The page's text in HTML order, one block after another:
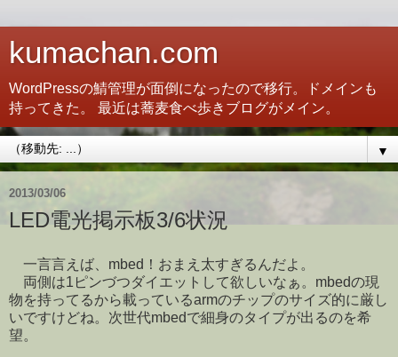
kumachan.com
WordPressの鯖管理が面倒になったので移行。ドメインも
持ってきた。 最近は蕎麦食べ歩きブログがメイン。
▼
2013/03/06
LED電光掲示板3/6状況
一言言えば、mbed！おまえ太すぎるんだよ。
両側は1ピンづつダイエットして欲しいなぁ。mbedの現
物を持ってるから載っているarmのチップのサイズ的に厳し
いですけどね。次世代mbedで細身のタイプが出るのを希
望。